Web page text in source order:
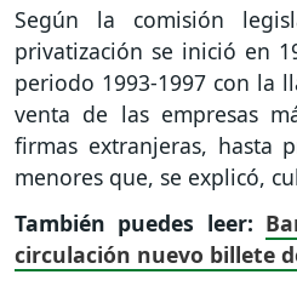
Según la comisión
privatización se inició en
periodo 1993-1997 con la
venta de las empresas
firmas extranjeras, hasta
menores que, se explicó,
También puedes leer:
circulación nuevo billete